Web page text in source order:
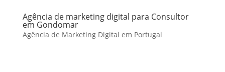
Agência de marketing digital para Consultor
em Gondomar
Agência de Marketing Digital em Portugal